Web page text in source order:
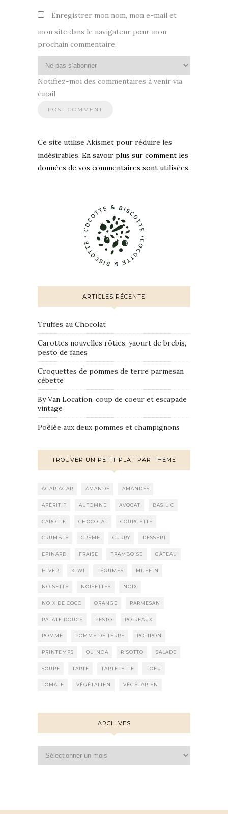
Enregistrer mon nom, mon e-mail et
mon site dans le navigateur pour mon
prochain commentaire.
Notifiez-moi des commentaires à venir via
émail.
Ce site utilise Akismet pour réduire les
indésirables. En savoir plus sur comment les
données de vos commentaires sont utilisées.
ARTICLES RÉCENTS
Truffes au Chocolat
Carottes nouvelles rôties, yaourt de brebis,
pesto de fanes
Croquettes de pommes de terre parmesan
cébette
By Van Location, coup de coeur et escapade
vintage
Poêlée aux deux pommes et champignons
TROUVER UN PETIT PLAT PAR THÈME
AGAR-AGAR AMANDE AMANDES
APÉRITIF AUTOMNE AVOCAT BASILIC
CAROTTE CHOCOLAT COURGETTE
CRUMBLE CRÈME CURRY DESSERT
EPINARD FRAISE FRAMBOISE GÂTEAU
HIVER KIWI LÉGUMES MUFFIN
NOISETTE NOISETTES NOIX
NOIX DE COCO ORANGE PARMESAN
PATATE DOUCE PESTO POIREAUX
POMME POMME DE TERRE POTIRON
PRINTEMPS QUINOA RISOTTO SALADE
SOUPE TARTE TARTELETTE TOFU
TOMATE VÉGÉTALIEN VÉGÉTARIEN
ARCHIVES